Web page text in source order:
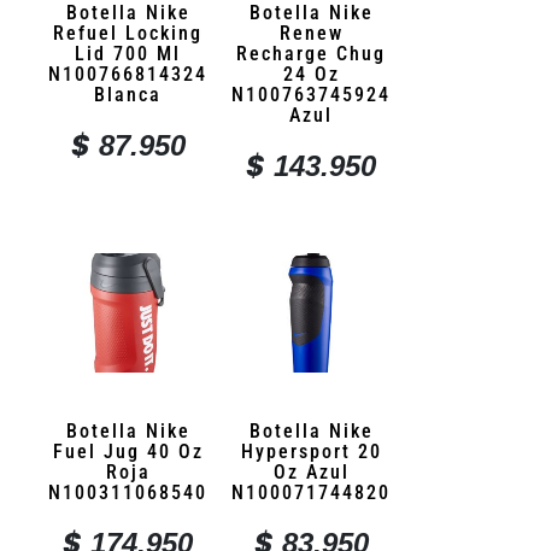
Botella Nike
Refuel Locking
Lid 700 Ml
N100766814324
Blanca
$ 87.950
Botella Nike
Renew
Recharge Chug
24 Oz
N100763745924
Azul
$ 143.950
Botella Nike
Fuel Jug 40 Oz
Roja
N100311068540
174.950
Botella Nike
Hypersport 20
Oz Azul
N100071744820
83.950